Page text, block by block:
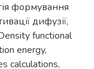
формування
дифузії,
functional
energy,
calculations,